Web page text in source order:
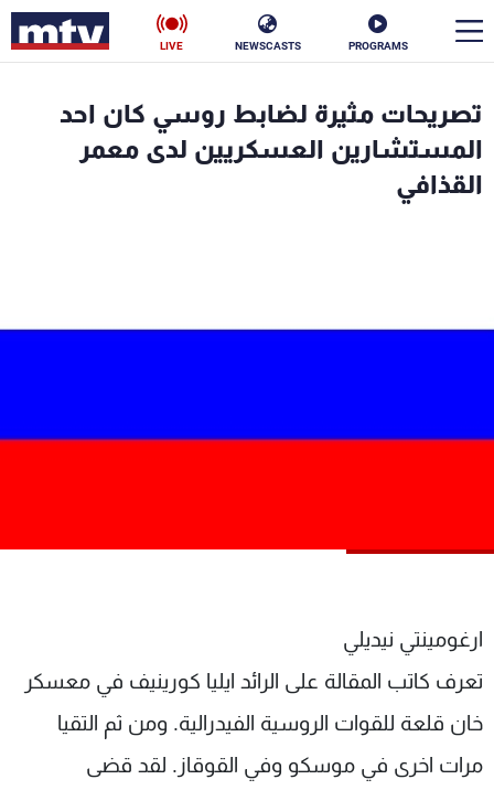
PROGRAMS
NEWSCASTS
LIVE
تصريحات مثيرة لضابط روسي كان احد
المستشارين العسكريين لدى معمر
القذافي
ارغومينتي نيديلي
تعرف كاتب المقالة على الرائد ايليا كورينيف في معسكر
خان قلعة للقوات الروسية الفيدرالية. ومن ثم التقيا
مرات اخرى في موسكو وفي القوقاز. لقد قضى
الأخبار
سياسة
الترددات
الإنـتـاج
سياسة الخصوصية